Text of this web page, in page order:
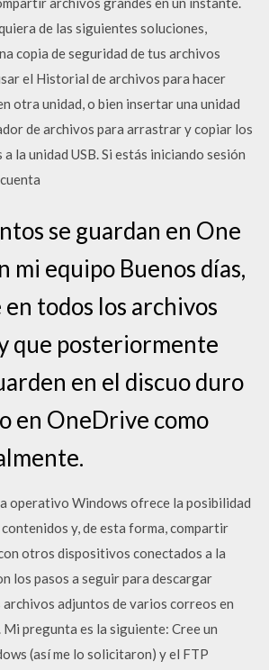
de las siguientes soluciones,
copia de seguridad de tus archivos
el Historial de archivos para hacer
otra unidad, o bien insertar una unidad
de archivos para arrastrar y copiar los
la unidad USB. Si estás iniciando sesión
se guardan en One
mi equipo Buenos días,
todos los archivos
que posteriormente
en el discuo duro
en OneDrive como
operativo Windows ofrece la posibilidad
y, de esta forma, compartir
otros dispositivos conectados a la
los pasos a seguir para descargar
adjuntos de varios correos en
Mi pregunta es la siguiente: Cree un
(así me lo solicitaron) y el FTP